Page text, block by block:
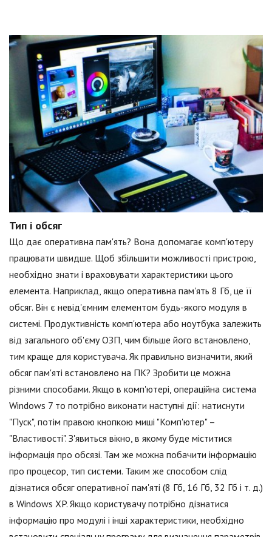
Тип і обсяг
Що дає оперативна пам'ять? Вона допомагає комп'ютеру
працювати швидше. Щоб збільшити можливості пристрою,
необхідно знати і враховувати характеристики цього
елемента. Наприклад, якщо оперативна пам'ять 8 Гб, це її
обсяг. Він є невід'ємним елементом будь-якого модуля в
системі. Продуктивність комп'ютера або ноутбука залежить
від загального об'єму ОЗП, чим більше його встановлено,
тим краще для користувача. Як правильно визначити, який
обсяг пам'яті встановлено на ПК? Зробити це можна
різними способами. Якщо в комп'ютері, операційна система
Windows 7 то потрібно виконати наступні дії: натиснути
"Пуск", потім правою кнопкою миші "Комп'ютер" –
"Властивості". З'явиться вікно, в якому буде міститися
інформація про обсязі. Там же можна побачити інформацію
про процесор, тип системи. Таким же способом слід
дізнатися обсяг оперативної пам'яті (8 Гб, 16 Гб, 32 Гб і т. д.)
в Windows XP. Якщо користувачу потрібно дізнатися
інформацію про модулі і інші характеристики, необхідно